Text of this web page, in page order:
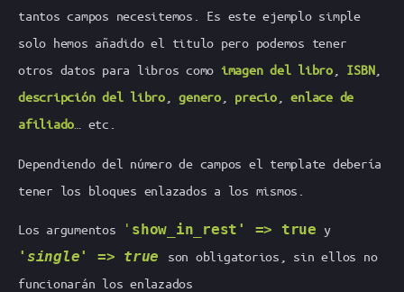
tantos campos necesitemos. Es este ejemplo simple
solo hemos añadido el titulo pero podemos tener
otros datos para libros como imagen del libro, ISBN,
descripción del libro,genero, precio,enlace de
afiliado … etc.
Dependiendo del número de campos el template debería
tener los bloques enlazados a los mismos.
Los argumentos ' show_in_rest' => true y
' single' => true
son obligatorios, sin ellos no
funcionarán los enlazados